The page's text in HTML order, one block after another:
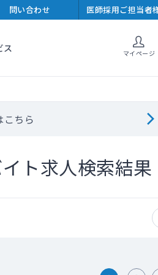
問い合わせ 医師採用ご担当者
ス マイページ
ちら
ト求人検索結果